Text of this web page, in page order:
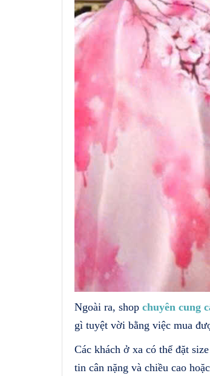
Ngoài ra, shop chuyên cung
gì tuyệt vời bằng việc mua
Các khách ở xa có thể đặt
tin cân nặng và chiều cao